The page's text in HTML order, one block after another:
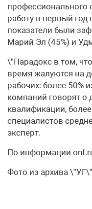
профессионального
работу в первый
показатели были
Марий Эл (45%) и
\”Парадокс в том,
время жалуются на
рабочих: более 50%
компаний говорят о
квалификации,
специалистов
эксперт.
По информации
Фото из архива \”УГ\”